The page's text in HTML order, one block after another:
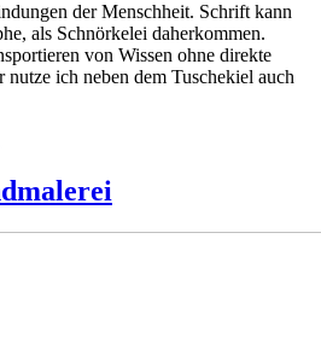
der Menschheit. Schrift kann
als Schnörkelei daherkommen.
von Wissen ohne direkte
ich neben dem Tuschekiel auch